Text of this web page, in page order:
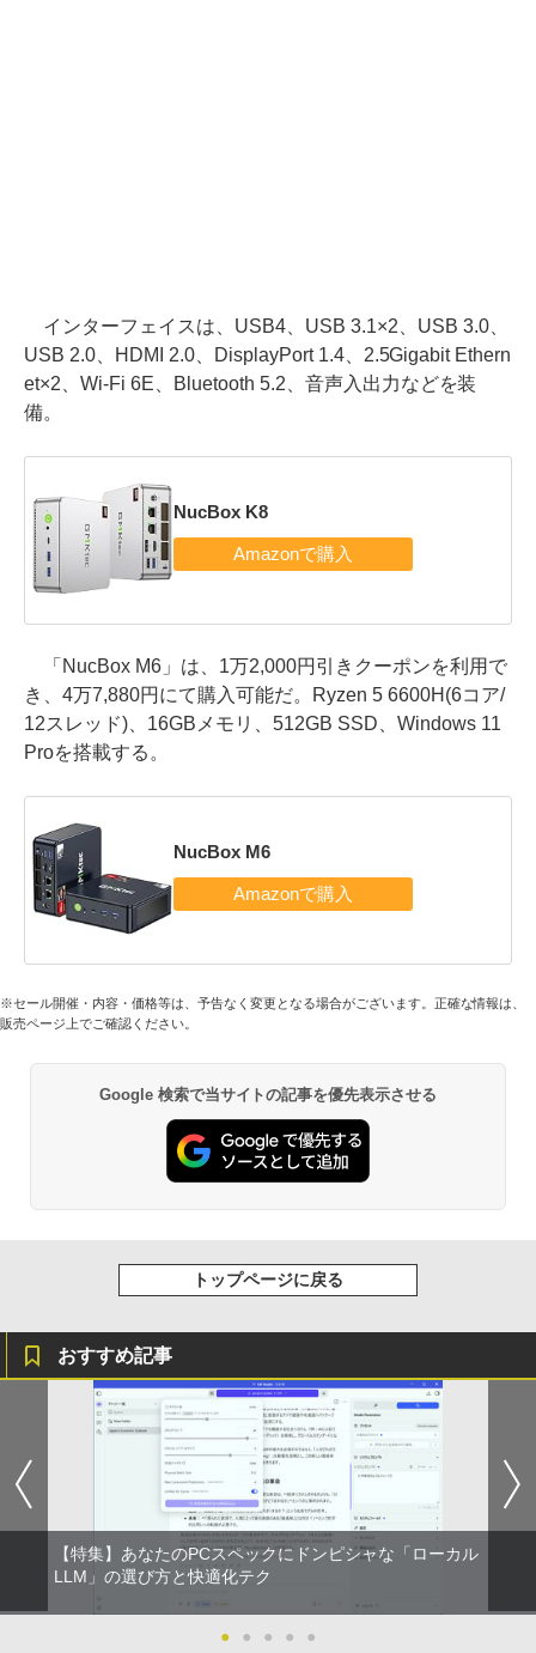
インターフェイスは、USB4、USB 3.1×2、USB 3.0、
USB 2.0、HDMI 2.0、DisplayPort 1.4、2.5Gigabit Ethern
et×2、Wi-Fi 6E、Bluetooth 5.2、音声入出力などを装
備。
NucBox K8
「NucBox M6」は、1万2,000円引きクーポンを利用で
き、4万7,880円にて購入可能だ。Ryzen 5 6600H(6コア/
12スレッド)、16GBメモリ、512GB SSD、Windows 11
Proを搭載する。
NucBox M6
※セール開催・内容・価格等は、予告なく変更となる場合がございます。正確な情報は、
販売ページ上でご確認ください。
Google 検索で当サイトの記事を優先表示させる
トップページに戻る
おすすめ記事
【特集】あなたのPCスペックにドンピシャな「ローカル
LLM」の選び方と快適化テク
● ● ● ● ●